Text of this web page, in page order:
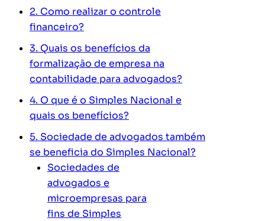
2. Como realizar o controle
financeiro?
3. Quais os benefícios da
formalização de empresa na
contabilidade para advogados?
4. O que é o Simples Nacional e
quais os benefícios?
5. Sociedade de advogados também
se beneficia do Simples Nacional?
Sociedades de
advogados e
microempresas para
fins de Simples